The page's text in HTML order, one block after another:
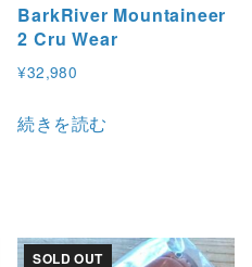
BarkRiver Mountaineer
2 Cru Wear
¥32,980
続きを読む
SOLD OUT